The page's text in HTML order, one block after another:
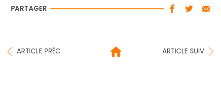
PARTAGER
ARTICLE PRÉC ARTICLE SUIV